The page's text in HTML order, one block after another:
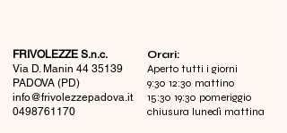
FRIVOLEZZE S.n.c.
Via D. Manin 44 35139
PADOVA (PD)
info@frivolezzepadova.it
0498761170
​Orari:
Aperto tutti i giorni
9:30 12:30 mattino
15:30 19:30 pomeriggio
chiusura lunedì mattina